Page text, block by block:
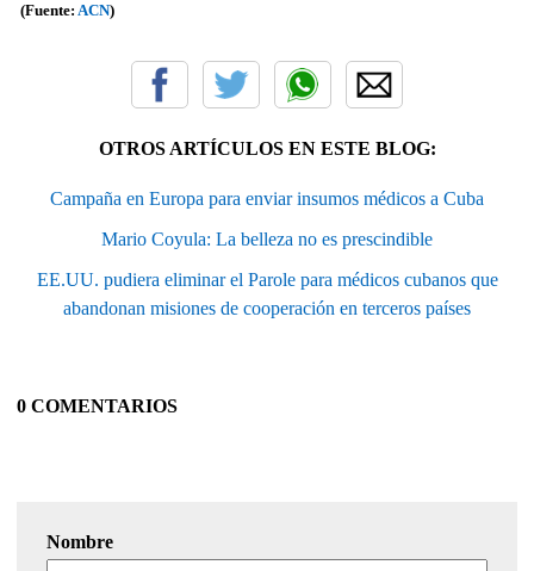
(Fuente: ACN)
OTROS ARTÍCULOS EN ESTE BLOG:
Campaña en Europa para enviar insumos médicos a Cuba
Mario Coyula: La belleza no es prescindible
EE.UU. pudiera eliminar el Parole para médicos cubanos que
abandonan misiones de cooperación en terceros países
0 COMENTARIOS
Nombre